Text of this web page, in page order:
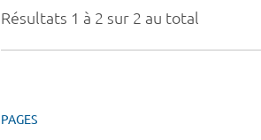
Résultats 1 à 2 sur 2 au total
PAGES